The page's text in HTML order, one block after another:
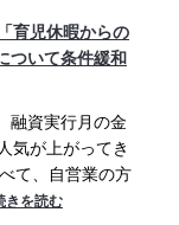
震性と防災対策
は、マグニチ
る家屋倒壊や土
超えるなど、甚